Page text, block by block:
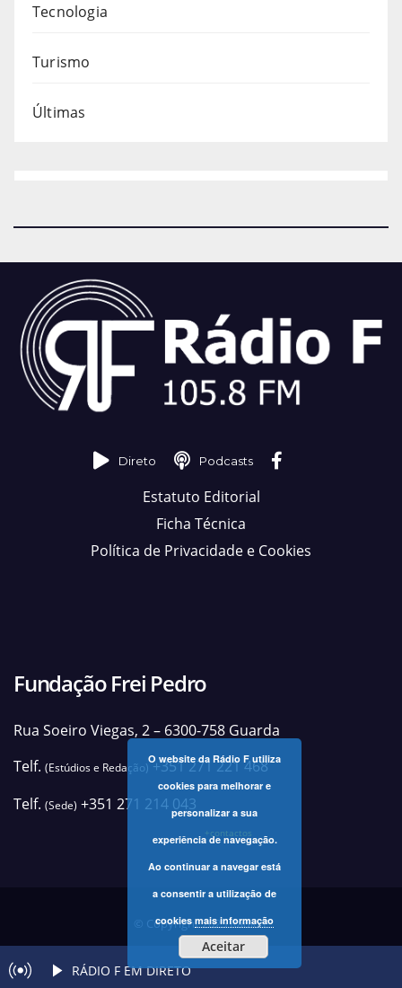
Tecnologia
Turismo
Últimas
Direto Podcasts
Estatuto Editorial
Ficha Técnica
Política de Privacidade e Cookies
Fundação Frei Pedro
Rua Soeiro Viegas, 2 – 6300-758 Guarda
Telf. (Estúdios e Redação)+351 271 221 468
Telf. (Sede) +351 271 214 043
+contactos
© Copyright 2025 Rádio F
O website da Rádio F utiliza
cookies para melhorar e
personalizar a sua
experiência de navegação.
Ao continuar a navegar está
a consentir a utilização de
cookiesmais informação
Aceitar
RÁDIO F EM DIRETO